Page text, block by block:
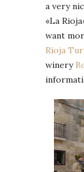
a very
«La
want
Rioja
winery